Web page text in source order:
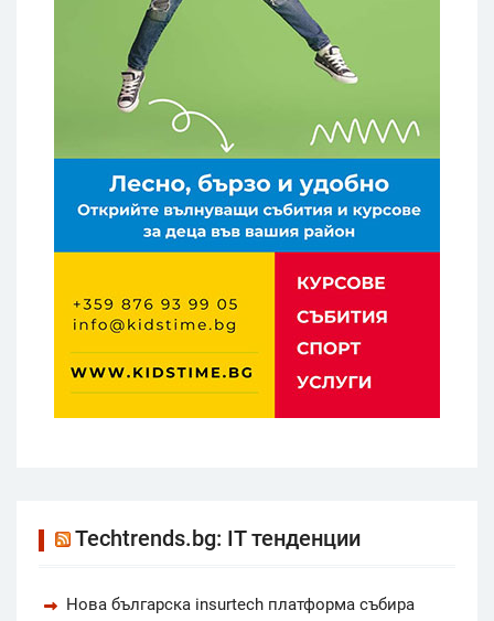
Techtrends.bg: IT тенденции
Нова българска insurtech платформа събира